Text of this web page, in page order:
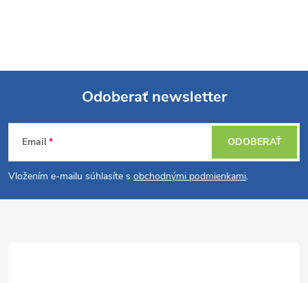
Z
á
p
Odoberať newsletter
Email
Vložením e-mailu súhlasíte s obchodnými podmienkami.
ODOBERAŤ